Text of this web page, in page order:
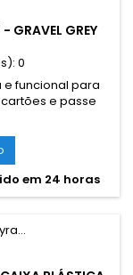
GRAVEL GREY
0
funcional para
e passe
removível.
600D• Fechos
• 14,90 €
em 24 horas